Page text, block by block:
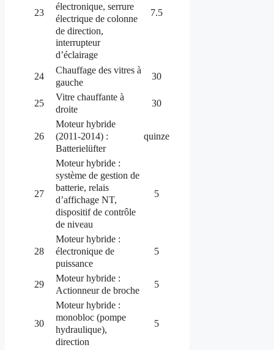
23
électronique, serrure
électrique de colonne
de direction,
interrupteur
d’éclairage
7.5
24
Chauffage des vitres à
gauche
30
25
Vitre chauffante à
droite
30
26
Moteur hybride
(2011-2014) :
Batterielüfter
quinze
27
Moteur hybride :
système de gestion de
batterie, relais
d’affichage NT,
dispositif de contrôle
de niveau
5
28
Moteur hybride :
électronique de
puissance
5
29
Moteur hybride :
Actionneur de broche
5
30
Moteur hybride :
monobloc (pompe
hydraulique),
direction
5